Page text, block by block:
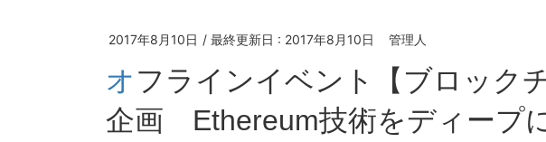
2017年8月10日 / 最終更新日 : 2017年8月10日 管理人
オフラインイベント【ブロックチェーン道場連動
企画 Ethereum技術をディープ